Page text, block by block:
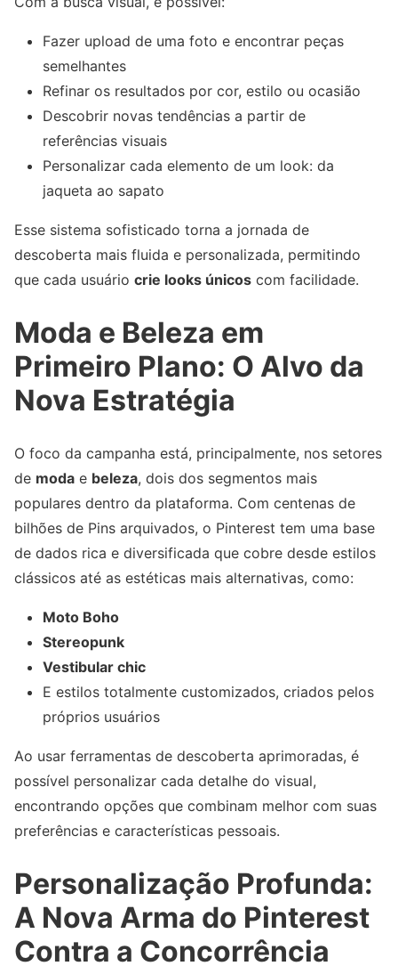
Fazer upload de uma foto e encontrar peças
semelhantes
Refinar os resultados por cor, estilo ou ocasião
Descobrir novas tendências a partir de
referências visuais
Personalizar cada elemento de um look: da
jaqueta ao sapato
Esse sistema sofisticado torna a jornada de
descoberta mais fluida e personalizada, permitindo
que cada usuário crie looks únicos com facilidade.
Moda e Beleza em
Primeiro Plano: O Alvo da
Nova Estratégia
O foco da campanha está, principalmente, nos setores
de moda e beleza, dois dos segmentos mais
populares dentro da plataforma. Com centenas de
bilhões de Pins arquivados, o Pinterest tem uma base
de dados rica e diversificada que cobre desde estilos
clássicos até as estéticas mais alternativas, como:
Moto Boho
Stereopunk
Vestibular chic
E estilos totalmente customizados, criados pelos
próprios usuários
Ao usar ferramentas de descoberta aprimoradas, é
possível personalizar cada detalhe do visual,
encontrando opções que combinam melhor com suas
preferências e características pessoais.
Personalização Profunda:
A Nova Arma do Pinterest
Contra a Concorrência